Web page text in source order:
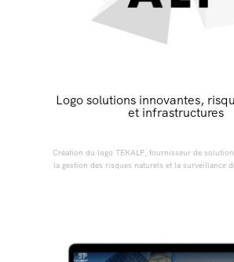
Logo solutions innovantes,
et infrastructures
Création du logo TEKALP, fournisseur de
la gestion des risques naturels et la surveillance